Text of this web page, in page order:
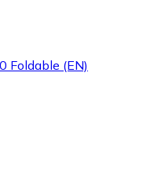
Foldable (EN)